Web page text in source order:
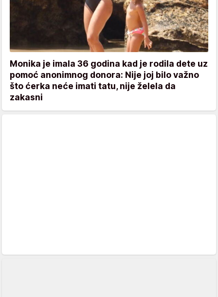
Monika je imala 36 godina kad je rodila dete uz
pomoć anonimnog donora: Nije joj bilo važno
što ćerka neće imati tatu, nije želela da
zakasni